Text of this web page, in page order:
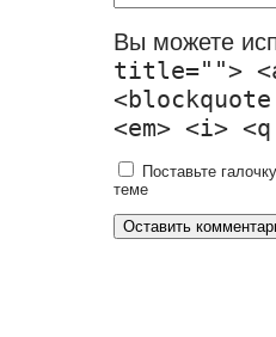
Вы можете
title="">
<em> <i>
Поставьте
теме